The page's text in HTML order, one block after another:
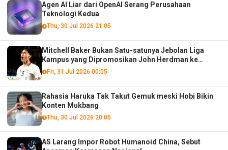
Agen AI Liar dari OpenAI Serang Perusahaan
Teknologi Kedua
Thu, 30 Jul 2026 21:05
Mitchell Baker Bukan Satu-satunya Jebolan Liga
Kampus yang Dipromosikan John Herdman ke
Timnas Senior!
Fri, 31 Jul 2026 00:05
Rahasia Haruka Tak Takut Gemuk meski Hobi Bikin
Konten Mukbang
Thu, 30 Jul 2026 20:05
AS Larang Impor Robot Humanoid China, Sebut